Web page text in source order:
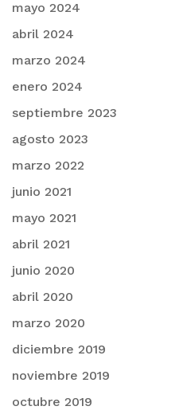
mayo 2024
abril 2024
marzo 2024
enero 2024
septiembre 2023
agosto 2023
marzo 2022
junio 2021
mayo 2021
abril 2021
junio 2020
abril 2020
marzo 2020
diciembre 2019
noviembre 2019
octubre 2019